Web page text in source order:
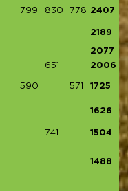
799 830 778 2407
2189
2077
651 2006
590 571 1725
1626
741 1504
1488